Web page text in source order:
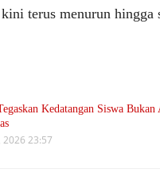
terus menurun hingga
Kedatangan Siswa Bukan
2026 23:57